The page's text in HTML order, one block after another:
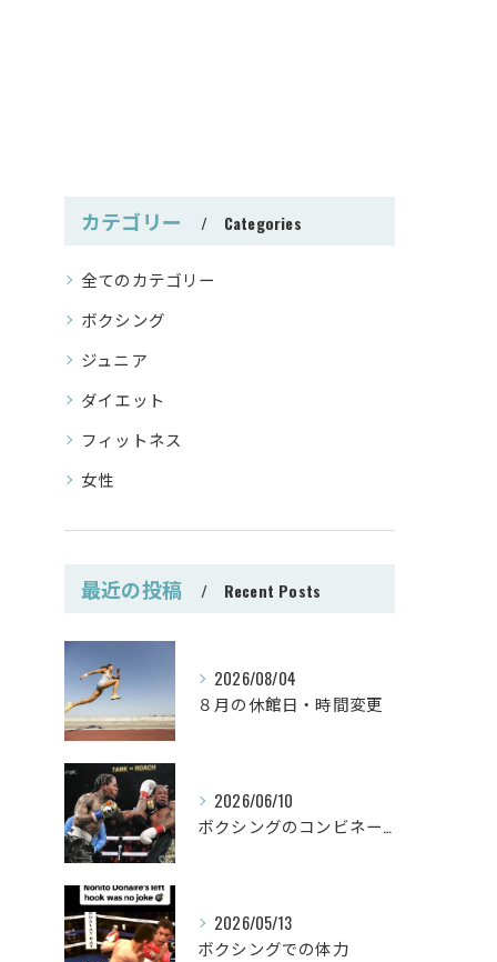
カテゴリー Categories
全てのカテゴリー
ボクシング
ジュニア
ダイエット
フィットネス
女性
最近の投稿 Recent Posts
2026/08/04
８月の休館日・時間変更
2026/06/10
ボクシングのコンビネーション
2026/05/13
ボクシングでの体力